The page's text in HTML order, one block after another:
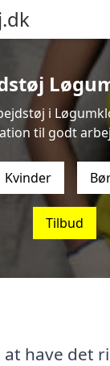
i
til godt
Kvinder
Tilbud
have det